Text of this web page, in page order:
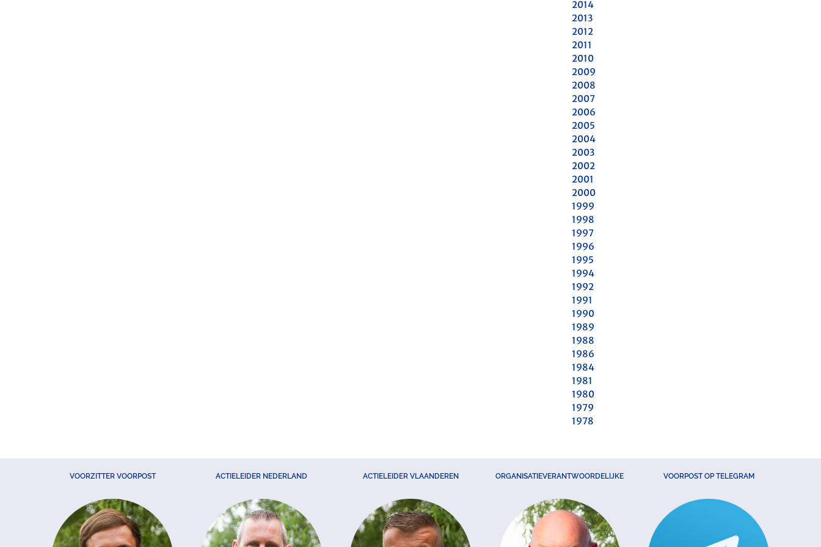
2014
2013
2012
2011
2010
2009
2008
2007
2006
2005
2004
2003
2002
2001
2000
1999
1998
1997
1996
1995
1994
1992
1991
1990
1989
1988
1986
1984
1981
1980
1979
1978
VOORZITTER VOORPOST ACTIELEIDER NEDERLAND ACTIELEIDER VLAANDEREN ORGANISATIEVERANTWOORDELIJKE VOORPOST OP TELEGRAM